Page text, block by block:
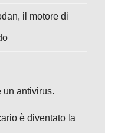
il motore di
un antivirus.
è diventato la